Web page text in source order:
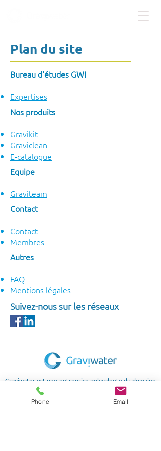
Plan du site
Bureau d'études GWI
Expertises
Nos produits​
Gravikit
Graviclean
E-catalogue
Equipe
Graviteam
Contact
Contact
Membres
Autres
FAQ
Mentions légales
Suivez-nous sur les réseaux
Graviwater est une entreprise polyvalente du domaine
de l’eau et de l’assainissement.
Fournisseur officiel de pompes doseuses Dosatron !
Phone Email